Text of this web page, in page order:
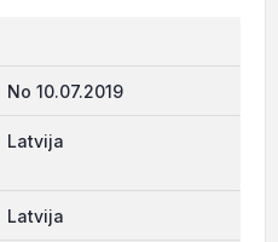
No 10.07.2019
Latvija
Latvija